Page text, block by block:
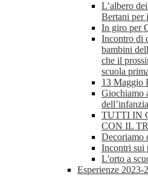
L’albero
Bertani per
In giro per
Incontro di
bambini
che il
scuola
13 Maggio
Giochiamo
TUTTI IN
CON IL
Decoriamo
Incontri sui
L'orto a
Esperienze 2023-